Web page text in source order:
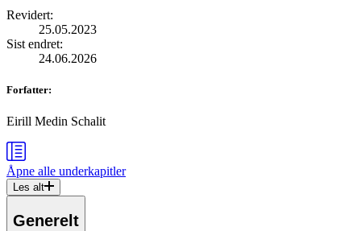
Revidert:
25.05.2023
Sist endret:
24.06.2026
Forfatter:
Eirill Medin Schalit
Åpne alle underkapitler
Les alt
Generelt